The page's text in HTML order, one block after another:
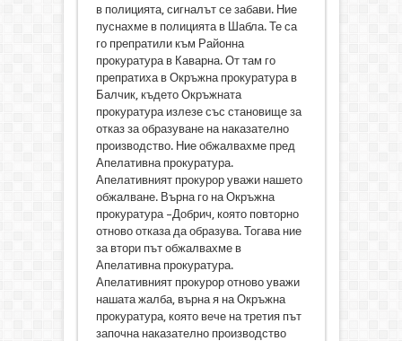
в полицията, сигналът се забави. Ние
пуснахме в полицията в Шабла. Те са
го препратили към Районна
прокуратура в Каварна. От там го
препратиха в Окръжна прокуратура в
Балчик, където Окръжната
прокуратура излезе със становище за
отказ за образуване на наказателно
производство. Ние обжалвахме пред
Апелативна прокуратура.
Апелативният прокурор уважи нашето
обжалване. Върна го на Окръжна
прокуратура –Добрич, която повторно
отново отказа да образува. Тогава ние
за втори път обжалвахме в
Апелативна прокуратура.
Апелативният прокурор отново уважи
нашата жалба, върна я на Окръжна
прокуратура, която вече на третия път
започна наказателно производство